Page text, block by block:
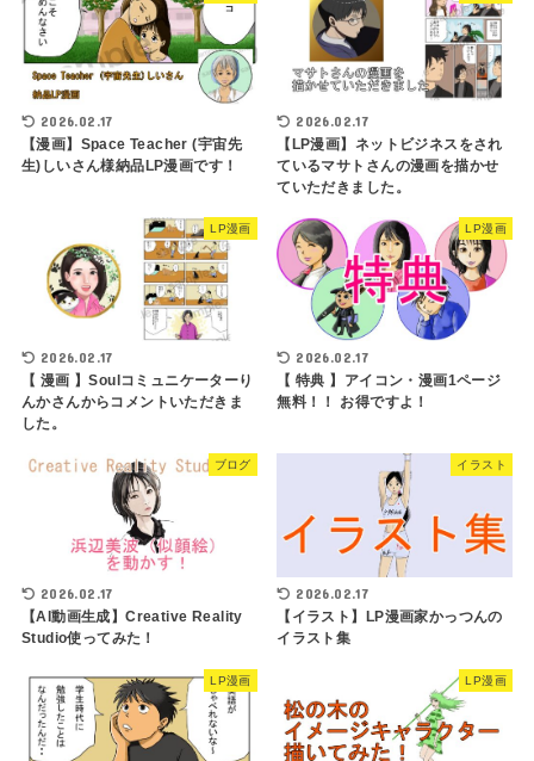
2026.02.17
【漫画】Space Teacher (宇宙先
生)しいさん様納品LP漫画です！
2026.02.17
【LP漫画】ネットビジネスをされ
ているマサトさんの漫画を描かせ
ていただきました。
LP漫画
2026.02.17
【 漫画 】Soulコミュニケーターり
んかさんからコメントいただきま
した。
LP漫画
2026.02.17
【 特典 】アイコン・漫画1ページ
無料！！ お得ですよ！
ブログ
2026.02.17
【AI動画生成】Creative Reality
Studio使ってみた！
イラスト
2026.02.17
【イラスト】LP漫画家かっつんの
イラスト集
LP漫画 LP漫画